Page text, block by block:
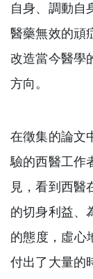
自身、調動
醫藥無效的頑
改造當今醫學
方向。
在徵集的論文
驗的西醫工作
見，看到西醫
的切身利益、
的態度，虛心
付出了大量的